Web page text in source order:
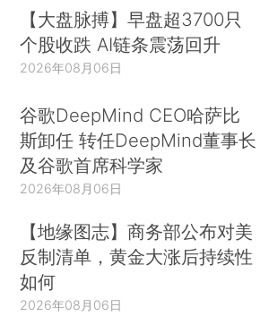
【大盘脉搏】早盘超3700只
个股收跌 AI链条震荡回升
2026年08月06日
谷歌DeepMind CEO哈萨比
斯卸任 转任DeepMind董事长
及谷歌首席科学家
2026年08月06日
【地缘图志】商务部公布对美
反制清单，黄金大涨后持续性
如何
2026年08月06日